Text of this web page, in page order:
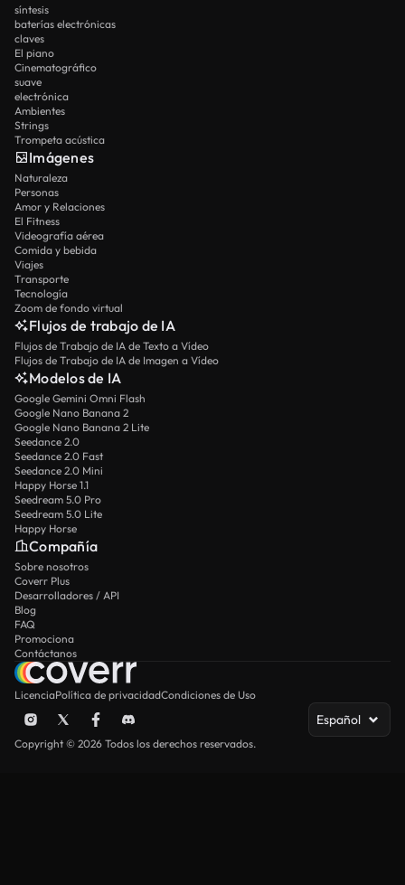
síntesis
baterías electrónicas
claves
El piano
Cinematográfico
suave
electrónica
Ambientes
Strings
Trompeta acústica
Imágenes
Naturaleza
Personas
Amor y Relaciones
El Fitness
Videografía aérea
Comida y bebida
Viajes
Transporte
Tecnología
Zoom de fondo virtual
Flujos de trabajo de IA
Flujos de Trabajo de IA de Texto a Vídeo
Flujos de Trabajo de IA de Imagen a Vídeo
Modelos de IA
Google Gemini Omni Flash
Google Nano Banana 2
Google Nano Banana 2 Lite
Seedance 2.0
Seedance 2.0 Fast
Seedance 2.0 Mini
Happy Horse 1.1
Seedream 5.0 Pro
Seedream 5.0 Lite
Happy Horse
Compañía
Sobre nosotros
Coverr Plus
Desarrolladores / API
Blog
FAQ
Promociona
Contáctanos
LicenciaPolítica de privacidadCondiciones de Uso
Español
Copyright © 2026 Todos los derechos reservados.